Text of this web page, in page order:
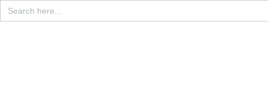
Search
for: